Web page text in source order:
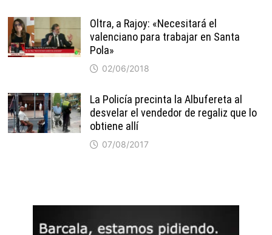
Oltra, a Rajoy: «Necesitará el
valenciano para trabajar en Santa
Pola»
02/06/2018
La Policía precinta la Albufereta al
desvelar el vendedor de regaliz que lo
obtiene allí
07/08/2017